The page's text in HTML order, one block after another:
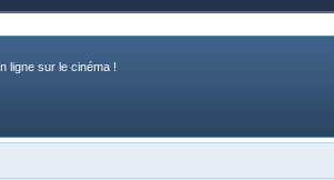
ligne sur le cinéma !